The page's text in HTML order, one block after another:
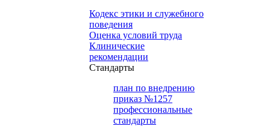
Кодекс этики и служебного
поведения
Оценка условий труда
Клинические
рекомендации
Cтандарты
план по внедрению
приказ №1257
профессиональные
стандарты